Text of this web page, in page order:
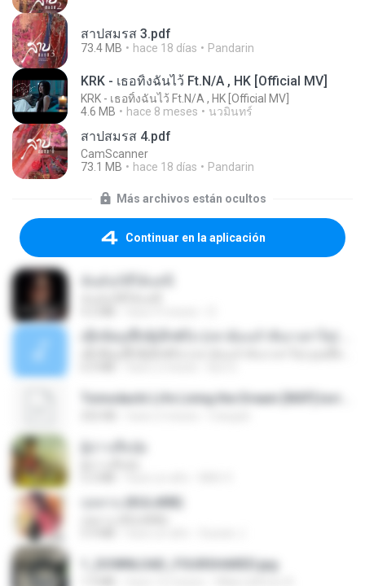
สาปสมรส 3.pdf
73.4 MB hace 18 días Pandarin
KRK - เธอทิ้งฉันไว้ Ft.N/A , HK [Official MV]
KRK - เธอทิ้งฉันไว้ Ft.N/A , HK [Official MV]
4.6 MB
hace 8 meses นวมินทร์
สาปสมรส 4.pdf
CamScanner
73.1 MB
hace 18 días Pandarin
Más archivos están ocultos
Continuar en la aplicación
กุหลาบ (KULARB)
1_DOWNLOAD_FOURSHARED.jpg